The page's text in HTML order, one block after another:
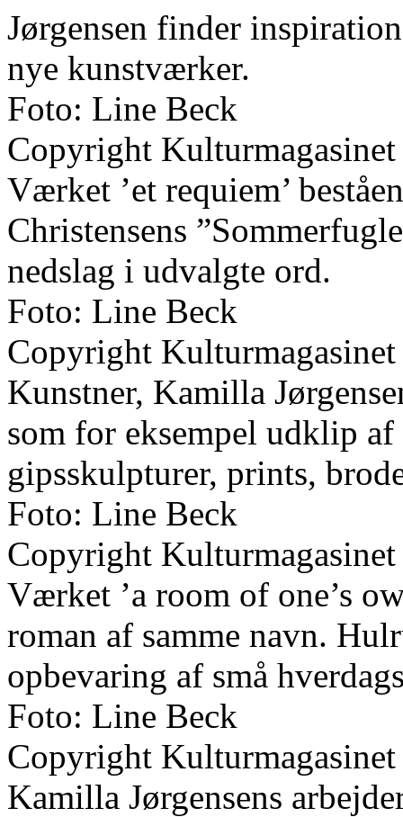
Jørgensen finder
nye kunstværker.
Foto: Line Beck
Copyright
Værket ’et requiem’
Christensens
nedslag i udvalgte ord.
Foto: Line Beck
Copyright
Kunstner, Kamilla
som for eksempel udklip
gipsskulpturer, prints,
Foto: Line Beck
Copyright
Værket ’a room of one’s
roman af samme navn.
opbevaring af små
Foto: Line Beck
Copyright
Kamilla Jørgensens